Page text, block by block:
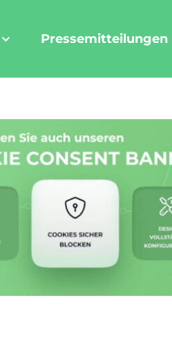
Pressemitteilungen